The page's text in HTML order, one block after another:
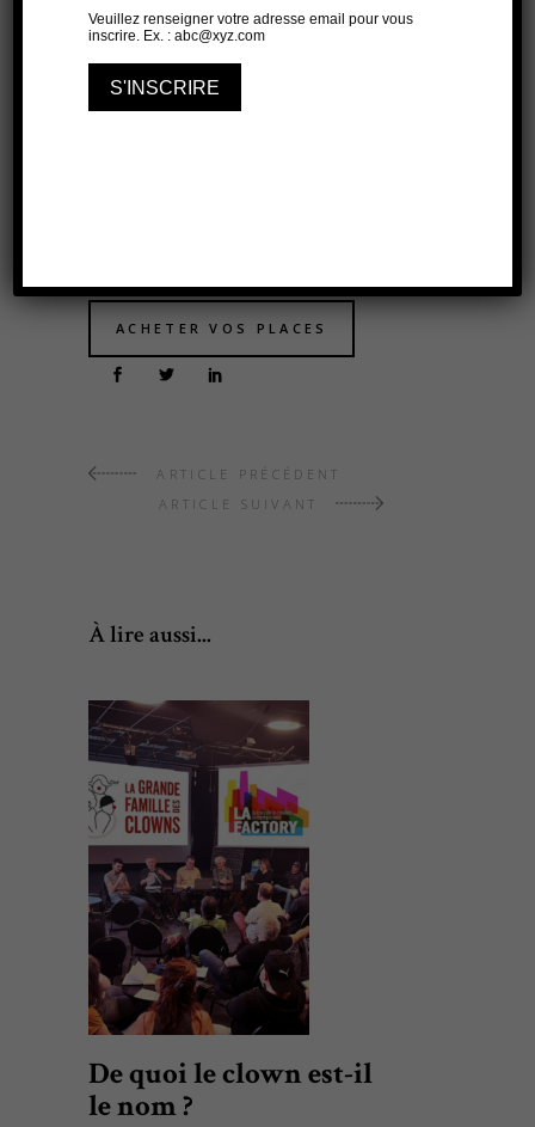
Ouest - 06.04.2022
ACHETER VOS PLACES
ARTICLE PRÉCÉDENT
ARTICLE SUIVANT
À lire aussi...
De quoi le clown est-il
le nom ?